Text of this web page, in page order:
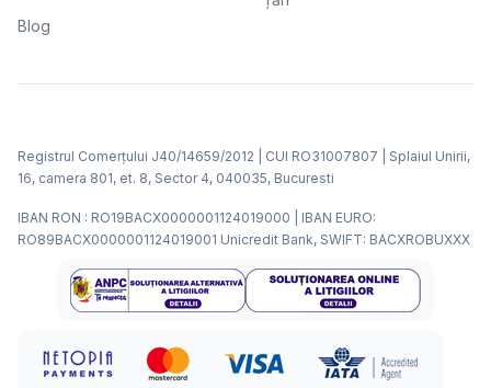
Blog
Registrul Comerțului J40/14659/2012 | CUI RO31007807 | Splaiul Unirii,
16, camera 801, et. 8, Sector 4, 040035, Bucuresti
IBAN RON : RO19BACX0000001124019000 | IBAN EURO:
RO89BACX0000001124019001 Unicredit Bank, SWIFT: BACXROBUXXX